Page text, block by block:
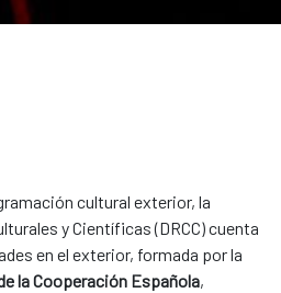
cultural exterior, la
y Científicas (DRCC) cuenta
en el exterior, formada por la
la Cooperación Española,